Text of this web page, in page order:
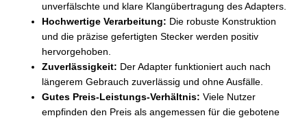
unverfälschte und klare Klangübertragung des Adapters.
Hochwertige Verarbeitung: Die robuste Konstruktion
und die präzise gefertigten Stecker werden positiv
hervorgehoben.
Zuverlässigkeit: Der Adapter funktioniert auch nach
längerem Gebrauch zuverlässig und ohne Ausfälle.
Gutes Preis-Leistungs-Verhältnis: Viele Nutzer
empfinden den Preis als angemessen für die gebotene